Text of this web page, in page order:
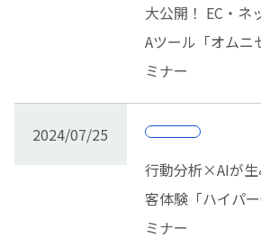
大公開！ EC・ネ
Aツール「オムニ
ミナー
2024/07/25
行動分析×AIが生
客体験「ハイパ
ミナー